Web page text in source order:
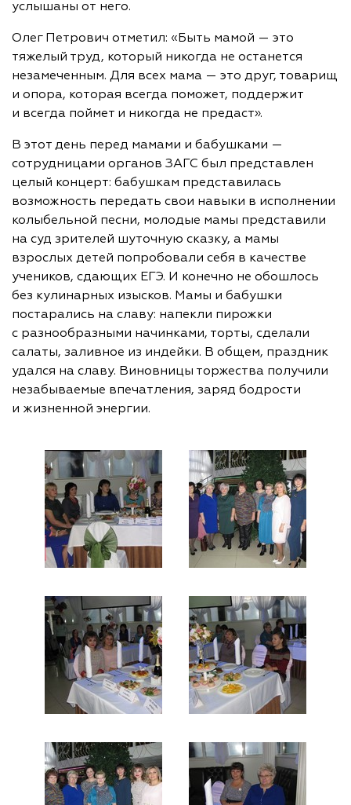
услышаны от него.
Олег Петрович отметил: «Быть мамой — это
тяжелый труд, который никогда не останется
незамеченным. Для всех мама — это друг, товарищ
и опора, которая всегда поможет, поддержит
и всегда поймет и никогда не предаст».
В этот день перед мамами и бабушками —
сотрудницами органов ЗАГС был представлен
целый концерт: бабушкам представилась
возможность передать свои навыки в исполнении
колыбельной песни, молодые мамы представили
на суд зрителей шуточную сказку, а мамы
взрослых детей попробовали себя в качестве
учеников, сдающих ЕГЭ. И конечно не обошлось
без кулинарных изысков. Мамы и бабушки
постарались на славу: напекли пирожки
с разнообразными начинками, торты, сделали
салаты, заливное из индейки. В общем, праздник
удался на славу. Виновницы торжества получили
незабываемые впечатления, заряд бодрости
и жизненной энергии.